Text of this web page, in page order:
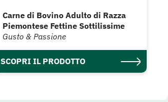
Carne di Bovino Adulto di Razza
Piemontese Fettine Sottilissime
Gusto & Passione
SCOPRI IL PRODOTTO